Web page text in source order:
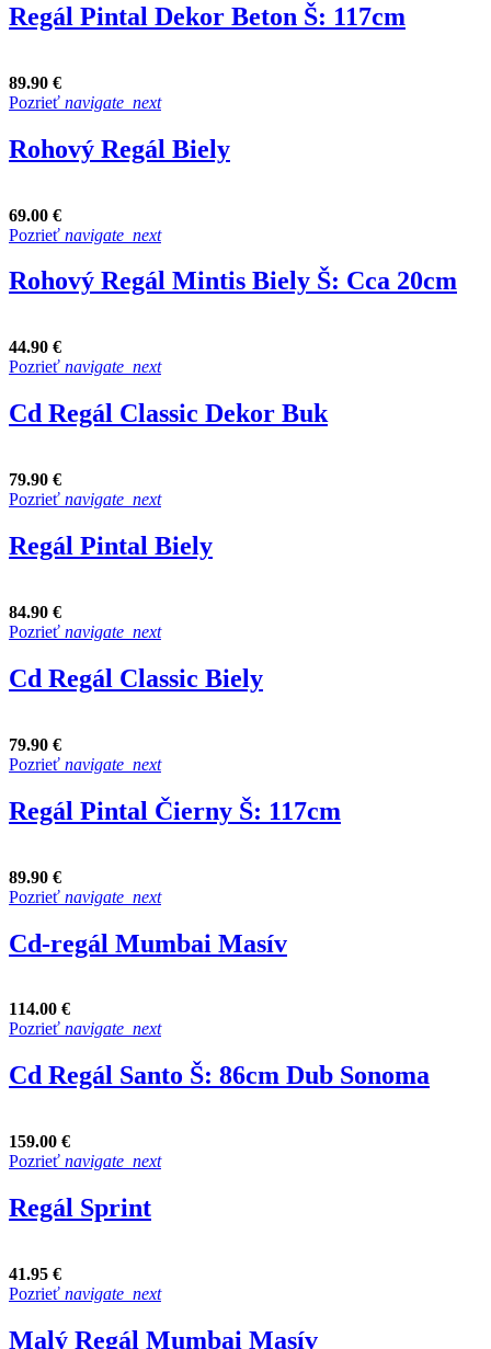
Regál Pintal Dekor Beton Š: 117cm
89.90 €
Pozrieť navigate_next
Rohový Regál Biely
69.00 €
Pozrieť navigate_next
Rohový Regál Mintis Biely Š: Cca 20cm
44.90 €
Pozrieť navigate_next
Cd Regál Classic Dekor Buk
79.90 €
Pozrieť navigate_next
Regál Pintal Biely
84.90 €
Pozrieť navigate_next
Cd Regál Classic Biely
79.90 €
Pozrieť navigate_next
Regál Pintal Čierny Š: 117cm
89.90 €
Pozrieť navigate_next
Cd-regál Mumbai Masív
114.00 €
Pozrieť navigate_next
Cd Regál Santo Š: 86cm Dub Sonoma
159.00 €
Pozrieť navigate_next
Regál Sprint
41.95 €
Pozrieť navigate_next
Malý Regál Mumbai Masív